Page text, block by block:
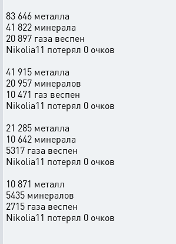
83 646 металла
41 822 минерала
20 897 газа веспен
Nikolia11 потерял 0 очков
41 915 металла
20 957 минералов
10 471 газ веспен
Nikolia11 потерял 0 очков
21 285 металла
10 642 минерала
5317 газа веспен
Nikolia11 потерял 0 очков
10 871 металл
5435 минералов
2715 газа веспен
Nikolia11 потерял 0 очков